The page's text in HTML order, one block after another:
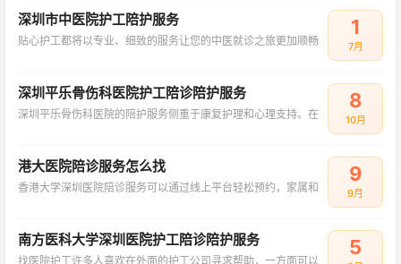
深圳市中医院护工陪护服务
贴心护工都将以专业、细致的服务让您的中医就诊之旅更加顺畅
1
7月
深圳平乐骨伤科医院护工陪诊陪护服务
深圳平乐骨伤科医院的陪护服务侧重于康复护理和心理支持。在
8
10月
港大医院陪诊服务怎么找
香港大学深圳医院陪诊服务可以通过线上平台轻松预约，家属和
9
9月
南方医科大学深圳医院护工陪诊陪护服务
找医院护工许多人喜欢在外面的护工公司寻求帮助，一方面可以
5